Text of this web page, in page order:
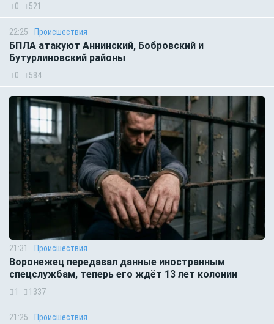
0 521
22:25 Происшествия
БПЛА атакуют Аннинский, Бобровский и
Бутурлиновский районы
0 584
21:31 Происшествия
Воронежец передавал данные иностранным
спецслужбам, теперь его ждёт 13 лет колонии
1 1337
21:25 Происшествия